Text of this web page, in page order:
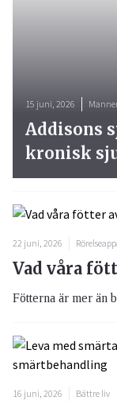
22 juni, 2026
Vad våra
Fötterna är mer än
16 juni, 2026 Bättre liv
15 juni, 2026
Addisons
kronisk